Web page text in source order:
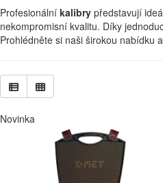
Profesionální kalibrypředstavují
nekompromisní kvalitu. Díky
Prohlédněte si naši širokou nabídku
Novinka